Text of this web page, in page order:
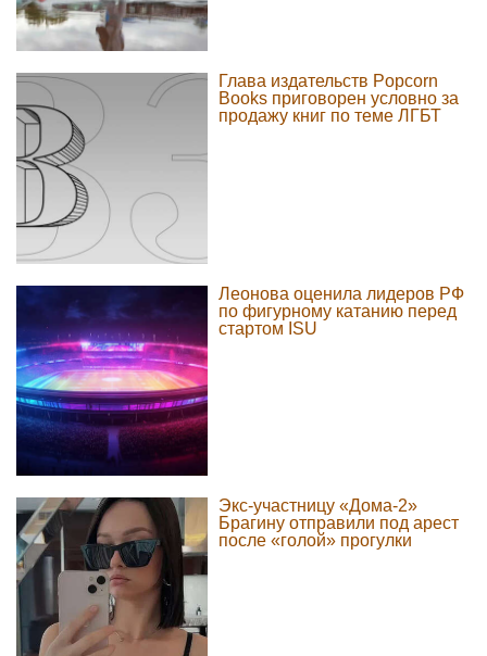
Глава издательств Popcorn
Books приговорен условно за
продажу книг по теме ЛГБТ
Леонова оценила лидеров РФ
по фигурному катанию перед
стартом ISU
Экс-участницу «Дома-2»
Брагину отправили под арест
после «голой» прогулки